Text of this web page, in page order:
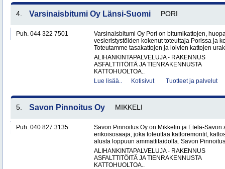
4. Varsinaisbitumi Oy Länsi-Suomi PORI
Puh. 044 322 7501
Varsinaisbitumi Oy Pori on bitumikattojen,
vesieristystöiden kokenut toteuttaja Porissa ja
Toteutamme tasakattojen ja loivien kattojen
ALIHANKINTAPALVELUJA - RAKENNUS
ASFALTTITÖITÄ JA TIENRAKENNUSTA
KATTOHUOLTOA..
Lue lisää..
Kotisivut Tuotteet ja palvelut
5. Savon Pinnoitus Oy MIKKELI
Puh. 040 827 3135
Savon Pinnoitus Oy on Mikkelin ja Etelä-Savon
erikoisosaaja, joka toteuttaa kattoremontit,
alusta loppuun ammattitaidolla. Savon
ALIHANKINTAPALVELUJA - RAKENNUS
ASFALTTITÖITÄ JA TIENRAKENNUSTA
KATTOHUOLTOA..